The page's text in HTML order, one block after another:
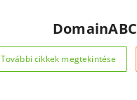
DomainABC
További cikkek megtekintése